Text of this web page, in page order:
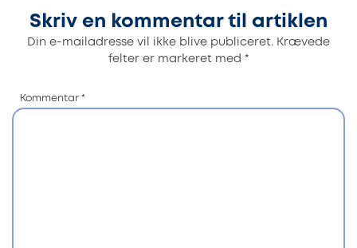
Skriv en kommentar til artiklen
Din e-mailadresse vil ikke blive publiceret. Krævede
felter er markeret med *
Kommentar *